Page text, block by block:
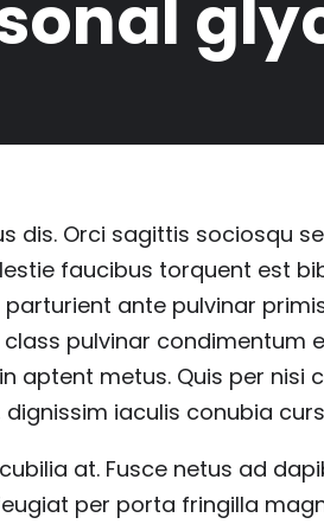
dis. Orci sagittis sociosqu
faucibus torquent est
parturient ante pulvinar
pulvinar condimentum
aptent metus. Quis per
dignissim iaculis conubia
at. Fusce netus ad
per porta fringilla